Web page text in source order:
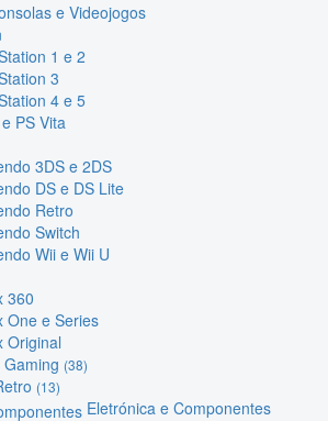
e Videojogos
1 e 2
3
4 e 5
PS Vita
3DS e 2DS
DS e DS Lite
Retro
Switch
Wii e Wii U
360
One e Series
Original
(38)
(13)
Eletrónica e Componentes